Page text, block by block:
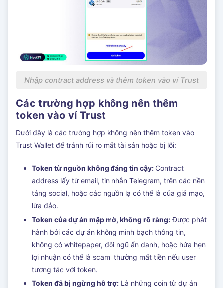
Nhập contract address và thêm token vào ví Trust
Các trường hợp không nên thêm
token vào ví Trust
Dưới đây là các trường hợp không nên thêm token vào
Trust Wallet để tránh rủi ro mất tài sản hoặc bị lỗi:
Token từ nguồn không đáng tin cậy: Contract
address lấy từ email, tin nhắn Telegram, trên các nền
tảng social, hoặc các nguồn lạ có thể là của giả mạo,
lừa đảo.
Token của dự án mập mờ, không rõ ràng:Được phát
hành bởi các dự án không minh bạch thông tin,
không có whitepaper, đội ngũ ẩn danh, hoặc hứa hẹn
lợi nhuận có thể là scam, thường mất tiền nếu user
tương tác với token.
Token đã bị ngừng hỗ trợ: Là những coin từ dự án